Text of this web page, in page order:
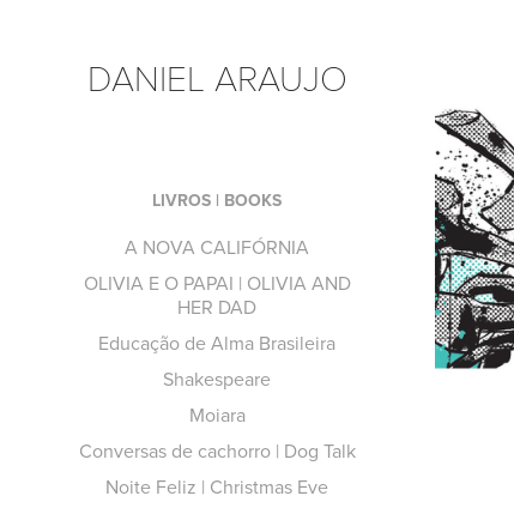
DANIEL ARAUJO
LIVROS | BOOKS
A NOVA CALIFÓRNIA
OLIVIA E O PAPAI | OLIVIA AND
HER DAD
Educação de Alma Brasileira
Shakespeare
Moiara
Conversas de cachorro | Dog Talk
Noite Feliz | Christmas Eve